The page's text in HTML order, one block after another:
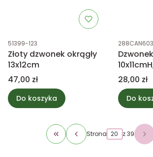
Kod produktu
51399-123
Złoty dzwonek okrągły
13x12cm
Cena
47,00 zł
Do koszyka
Kod
Cena
28,00 zł
Do
Wróć do pierwszej strony z
Strona z 39